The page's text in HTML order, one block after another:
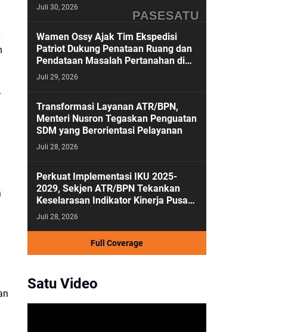
PASESATU
Juli 30, 2026
Wamen Ossy Ajak Tim Ekspedisi
Patriot Dukung Penataan Ruang dan
Pendataan Masalah Pertanahan di
Kawasan Transmigrasi
Juli 29, 2026
Transformasi Layanan ATR/BPN,
Menteri Nusron Tegaskan Penguatan
SDM yang Berorientasi Pelayanan
Juli 28, 2026
Perkuat Implementasi IKU 2025-
2029, Sekjen ATR/BPN Tekankan
Keselarasan Indikator Kinerja Pusat
dan Daerah
Juli 28, 2026
Full Coverage
Satu Video